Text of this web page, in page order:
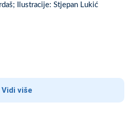
Ilustracije: Stjepan Lukić
Vidi više